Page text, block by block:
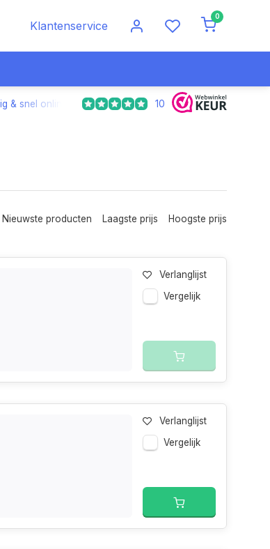
Klantenservice
0
& snel online betalen Voor 17.00 uur besteld,
10
Nieuwste producten Laagste prijs Hoogste prijs
Verlanglijst
Vergelijk
Verlanglijst
Vergelijk